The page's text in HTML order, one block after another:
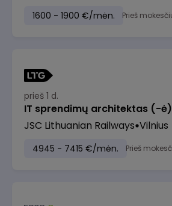
1600 - 1900 €/mėn. Prieš
prieš 1 d.
IT sprendimų architektas (-ė)
JSC Lithuanian Railways Vilnius
4945 - 7415 €/mėn. Prieš